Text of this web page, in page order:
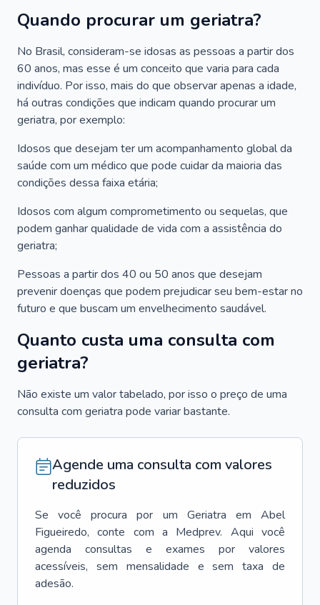
Quando procurar um geriatra?
No Brasil, consideram-se idosas as pessoas a partir dos
60 anos, mas esse é um conceito que varia para cada
indivíduo. Por isso, mais do que observar apenas a idade,
há outras condições que indicam quando procurar um
geriatra, por exemplo:
Idosos que desejam ter um acompanhamento global da
saúde com um médico que pode cuidar da maioria das
condições dessa faixa etária;
Idosos com algum comprometimento ou sequelas, que
podem ganhar qualidade de vida com a assistência do
geriatra;
Pessoas a partir dos 40 ou 50 anos que desejam
prevenir doenças que podem prejudicar seu bem-estar no
futuro e que buscam um envelhecimento saudável.
Quanto custa uma consulta com
geriatra?
Não existe um valor tabelado, por isso o preço de uma
consulta com geriatra pode variar bastante.
Agende uma consulta com valores
reduzidos
Se você procura por um Geriatra em
Abel
Figueiredo, conte com a Medprev. Aqui você
agenda consultas e exames por valores
acessíveis, sem mensalidade e sem taxa de
adesão.